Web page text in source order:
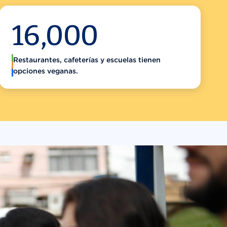
16,000
Restaurantes, cafeterías y escuelas tienen
opciones veganas.